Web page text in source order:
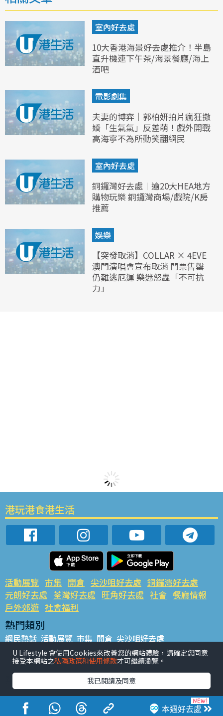
室內好去處
10大香港海景好去處推介！半島
直升機連下午茶/海景餐廳/海上
酒吧
電影劇集
夫妻的博弈｜郭柏妍拍片瘋狂撒
嬌「生氣氣」反差萌！戲外開戰
高海寧不為所動笑翻網民
室內好去處
銅鑼灣好去處︱逾20大HEA地方
購物玩樂 銅鑼灣商場/戲院/K房
推薦
娛樂
【突發取消】COLLAR × 4EVE
澳門演唱會宣布取消 門票售罄
仍難逃厄運 樂迷怒轟「不可抗
力」
本週好去處
港玩港食港生活
活動展覽 市集 開倉 尖沙咀好去處 銅鑼灣好去處
元朗好去處 荃灣好去處 旺角好去處 社會 餐廳情報
戶外郊遊 社會福利
熱門類別
網民熱話 活動展覽 市集 開倉 尖沙咀好去處
銅鑼灣好去處 元朗好去處 荃灣好去處 旺角好去處 社會
餐廳情報 戶外郊遊
熱門標籤
#UGO搵好去處 #人氣活動推介 #美食社群熱話
#親子玩樂好去處
#ULifestyle應用程式
#限時搶
U Lifestyle 會使用Cookies來改善您的網站體驗，請確定您同意
接受本網站之私隱政策和使用條款才可繼續瀏覽。
我已閱讀及同意